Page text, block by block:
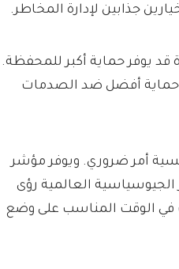
جذابين لإدارة المخاطر.
قد يوفر حماية أكبر للمحفظة.
حماية أفضل ضد الصدمات
أمر ضروري. ويوفر مؤشر
العالمية رؤى
في الوقت المناسب على وضع